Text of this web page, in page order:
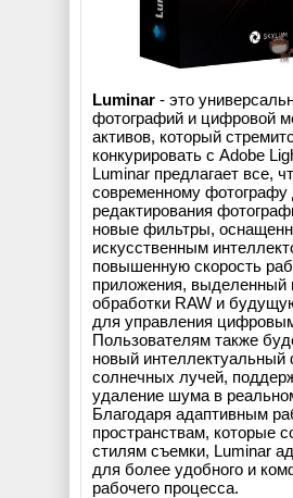
Luminar - это
фотографий и цифровой
активов, который
конкурировать с Adobe
Luminar предлагает все,
современному фотографу
редактирования
новые фильтры,
искусственным
повышенную скорость
приложения, выделенный
обработки RAW и
для управления
Пользователям также
новый интеллектуальный
солнечных лучей,
удаление шума в
Благодаря адаптивным
пространствам, которые
стилям съемки, Luminar
для более удобного и
рабочего процесса.